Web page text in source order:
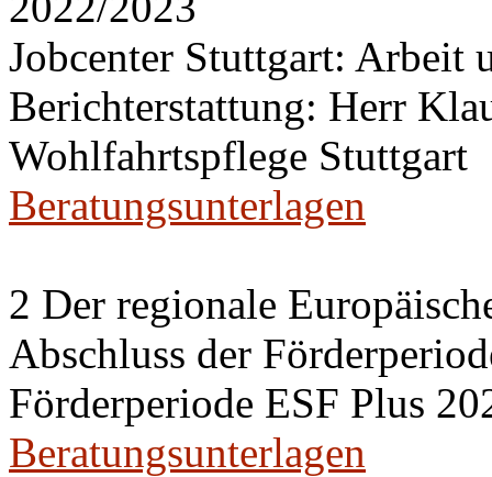
Jobcenter Stuttgart: Arbeit
Berichterstattung: Herr
Wohlfahrtspflege Stuttgart
Beratungsunterlagen
2 Der regionale
Abschluss der
Förderperiode ESF Plus
Beratungsunterlagen